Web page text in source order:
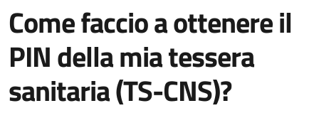
Come faccio a ottenere il
PIN della mia tessera
sanitaria (TS-CNS)?